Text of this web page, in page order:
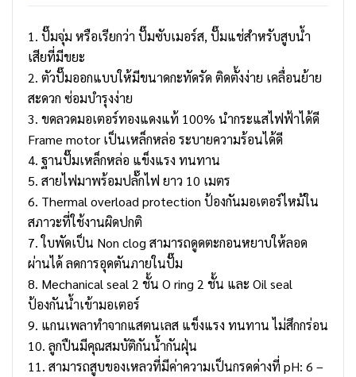
1. ปั๊มจุ่ม หรือเรียกว่า ปั๊มซับเมอร์ส, ปั๊มแช่สำหรับสูบน้ำ
เสียที่มีขยะ
2. ตัวปั๊มออกแบบให้มีขนาดกะทัดรัด ติดตั้งง่าย เคลื่อนย้าย
สะดวก ซ่อมบำรุงง่าย
3. ขดลวดมอเตอร์ทองแดงแท้ 100% นำกระแสไฟฟ้าได้ดี
Frame motor เป็นเหล็กหล่อ ระบายความร้อนได้ดี
4. ฐานปั๊มเหล็กหล่อ แข็งแรง ทนทาน
5. สายไฟมาพร้อมปลั๊กไฟ ยาว 10 เมตร
6. Thermal overload protection ป้องกันมอเตอร์ไหม้ใน
สภาวะที่ใช้งานผิดปกติ
7. ใบพัดเป็น Non clog สามารถดูดตะกอนหยาบให้ลอด
ผ่านได้ ลดการอุดตันภายในปั๊ม
8. Mechanical seal 2 ชั้น O ring 2 ชั้น และ Oil seal
ป้องกันน้ำเข้ามอเตอร์
9. แกนเพลาทำจากแสตนเลส แข็งแรง ทนทาน ไม่สึกกร่อน
10. ลูกปืนมีคุณสมบัติกันน้ำกันฝุ่น
11. สามารถสูบของเหลวที่มีค่าความเป็นกรดด่างที่ pH: 6 –